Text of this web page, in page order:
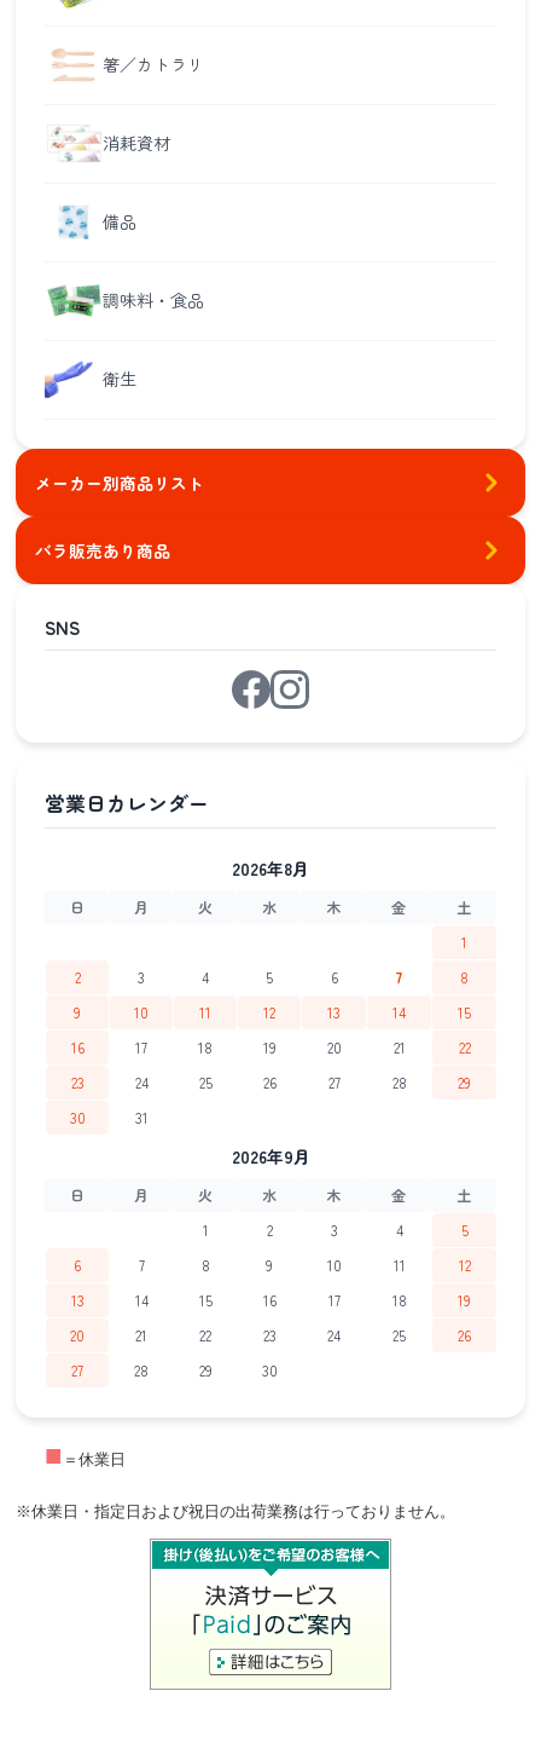
箸／カトラリ
消耗資材
備品
調味料・食品
衛生
メーカー別商品リスト
バラ販売あり商品
SNS
2026年8月
日 月 火 水 木 金
土
1
2
3 4 5 6 7
8
9
10 11 12 13 14
15
16
17 18 19 20 21
22
23
24 25 26 27 28
29
30
31
2026年9月
日 月 火 水 木 金
土
1
2 3 4
5
6
7 8 9 10 11
12
13
14 15 16 17 18
19
20
21 22 23 24 25
26
27
28 29 30
■ ＝休業日
※休業日・指定日および祝日の出荷業務は行っておりません。